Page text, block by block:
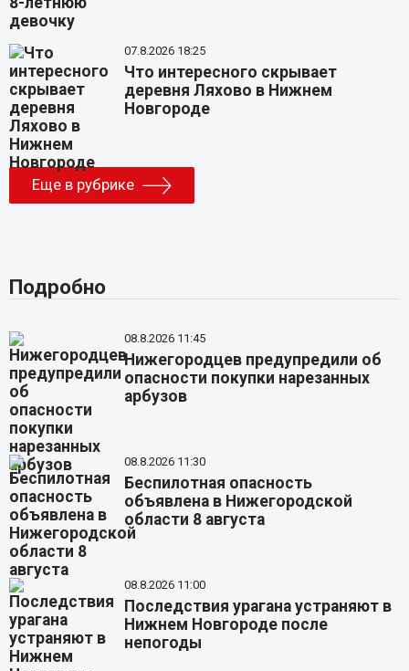
07.8.2026 18:25
Что интересного скрывает
деревня Ляхово в Нижнем
Новгороде
Еще в рубрике
Подробно
08.8.2026 11:45
Нижегородцев предупредили об
опасности покупки нарезанных
арбузов
08.8.2026 11:30
Беспилотная опасность
объявлена в Нижегородской
области 8 августа
08.8.2026 11:00
Последствия урагана устраняют в
Нижнем Новгороде после
непогоды